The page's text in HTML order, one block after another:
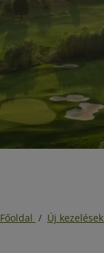
Főoldal / Új kezelések